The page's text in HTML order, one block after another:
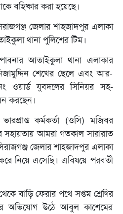
বহিষ্কার করা হয়েছে।
জেলার শাহজাদপুর এলাকা
থানা পুলিশের টিম।
আতাইকুলা থানা এলাকার
শেখের ছেলে এবং আর-
ওয়ার্ড যুবদলের সিনিয়র সহ-
করছেন।
কর্মকর্তা (ওসি) মজিবর
সহায়তায় আমরা গতকাল সারারাত
জেলার শাহজাদপুর এলাকা
নিয়ে এসেছি। এবিষয়ে পরবর্তী
বাড়ি ফেরার পথে সপ্তম শ্রেণির
অভিযোগ উঠে আবুল কাশেমের